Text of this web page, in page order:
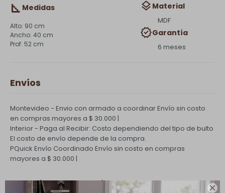

Medidas
90 cm
40 cm
52 cm
Material
MDF
Garantía
6 meses
Envíos
Montevideo - Envio con armado a coordinarEnvío sin costo
en compras mayores a $ 30.000 |
Interior - Paga al Recibir: Costo dependiendo del tipo de bulto
El costo de envío depende de la compra.
PQuick Envío Coordinado Envío sin costo en compras
mayores a $ 30.000 |
Cambios y Devoluciones